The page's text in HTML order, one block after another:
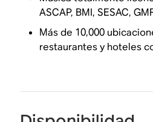
ASCAP, BMI, SESAC,
Más de 10,000
restaurantes y hoteles